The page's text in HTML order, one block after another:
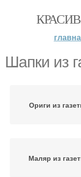
Шапки из
Ориги из
Маляр из